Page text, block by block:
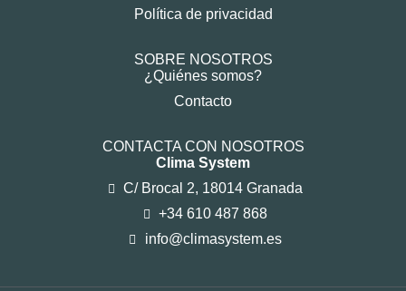
Política de privacidad
SOBRE NOSOTROS
¿Quiénes somos?
Contacto
CONTACTA CON NOSOTROS
Clima System
C/ Brocal 2, 18014 Granada
+34 610 487 868
info@climasystem.es